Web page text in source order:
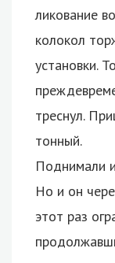
ликование
колокол
установки.
треснул.
тонный.
Поднимали
Но и он
этот раз